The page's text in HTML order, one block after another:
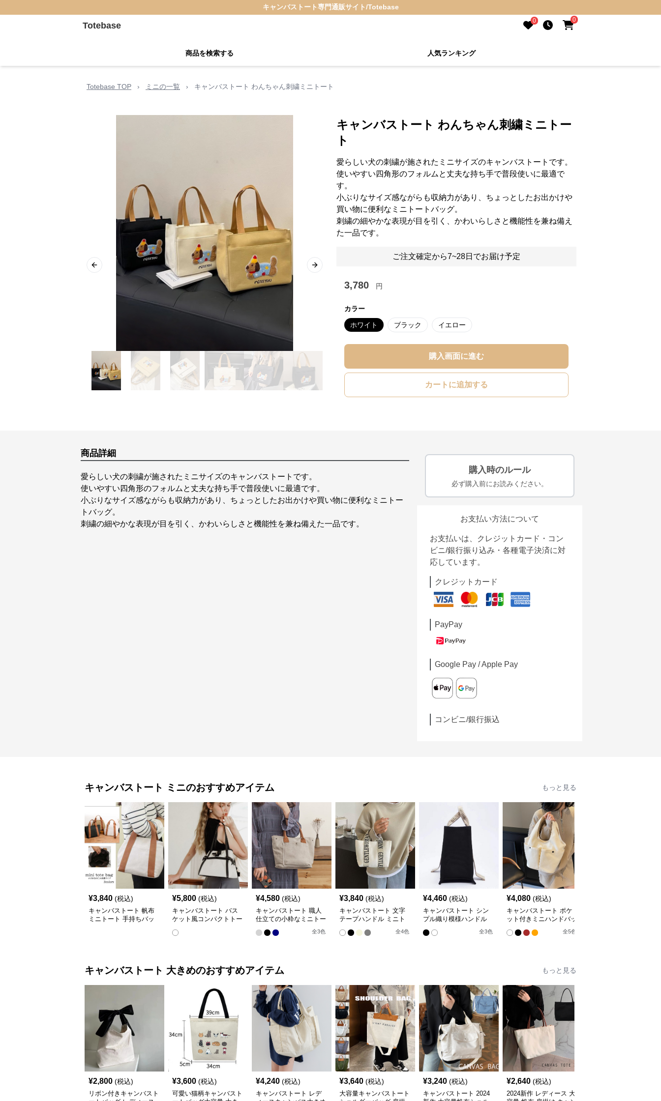
キャンバストート専門通販サイト/Totebase
Totebase 0 0
商品を検索する 人気ランキング
Totebase TOP › ミニの一覧 › キャンバストート わんちゃん刺繍ミニトート
Previous slide Next slide
キャンバストート わんちゃん刺繍ミニトー
ト
愛らしい犬の刺繍が施されたミニサイズのキャンバストートです。
使いやすい四角形のフォルムと丈夫な持ち手で普段使いに最適で
す。
小ぶりなサイズ感ながらも収納力があり、ちょっとしたお出かけや
買い物に便利なミニトートバッグ。
刺繍の細やかな表現が目を引く、かわいらしさと機能性を兼ね備え
た一品です。
ご注文確定から7~28日でお届け予定
3,780 円
カラー
ホワイト ブラック イエロー
購入画面に進む
カートに追加する
商品詳細
愛らしい犬の刺繍が施されたミニサイズのキャンバストートです。
使いやすい四角形のフォルムと丈夫な持ち手で普段使いに最適です。
小ぶりなサイズ感ながらも収納力があり、ちょっとしたお出かけや買い物に便利なミニトー
トバッグ。
刺繍の細やかな表現が目を引く、かわいらしさと機能性を兼ね備えた一品です。
購入時のルール
必ず購入前にお読みください。
お支払い方法について
お支払いは、クレジットカード・コン
ビニ/銀行振り込み・各種電子決済に対
応しています。
クレジットカード
PayPay
Google Pay / Apple Pay
コンビニ/銀行振込
キャンバストート ミニのおすすめアイテム もっと見る
¥3,840 (税込)
キャンバストート 帆布
ミニトート 手持ちバッ
¥5,800 (税込)
キャンバストート バス
ケット風コンパクトトー
¥4,580 (税込)
キャンバストート 職人
仕立ての小粋なミニトー
全3色
¥3,840 (税込)
キャンバストート 文字
テープハンドル ミニト
全4色
¥4,460 (税込)
キャンバストート シン
プル織り模様ハンドル
全3色
¥4,080 (税込)
キャンバストート ポケ
ット付きミニハンドバッ
全5色
キャンバストート 大きめのおすすめアイテム もっと見る
¥2,800 (税込)
リボン付きキャンバスト
¥3,600 (税込)
可愛い猫柄キャンバスト
¥4,240 (税込)
キャンバストート レデ
¥3,640 (税込)
大容量キャンバストート
¥3,240 (税込)
キャンバストート 2024
¥2,640 (税込)
2024新作 レディース 大